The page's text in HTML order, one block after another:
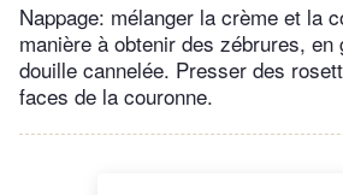
Nappage: mélanger la crème et la
manière à obtenir des zébrures, en
douille cannelée. Presser des
faces de la couronne.